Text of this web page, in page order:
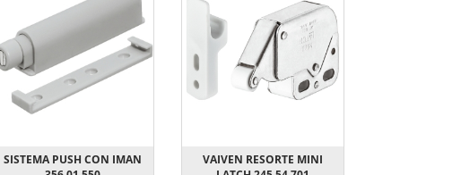
SISTEMA PUSH CON IMAN
VAIVEN RESORTE MINI